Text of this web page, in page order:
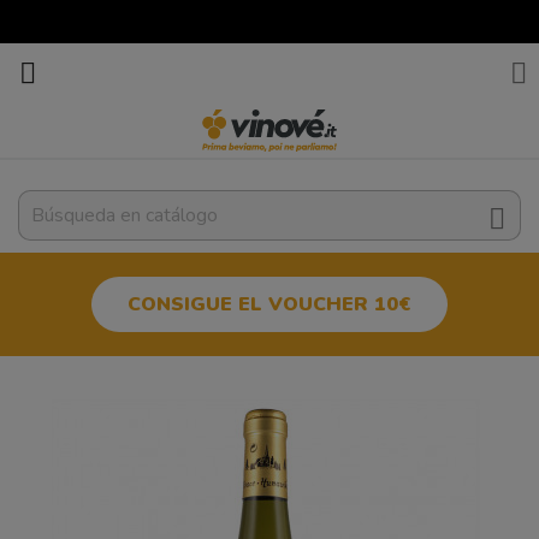
 

CONSIGUE EL VOUCHER 10€